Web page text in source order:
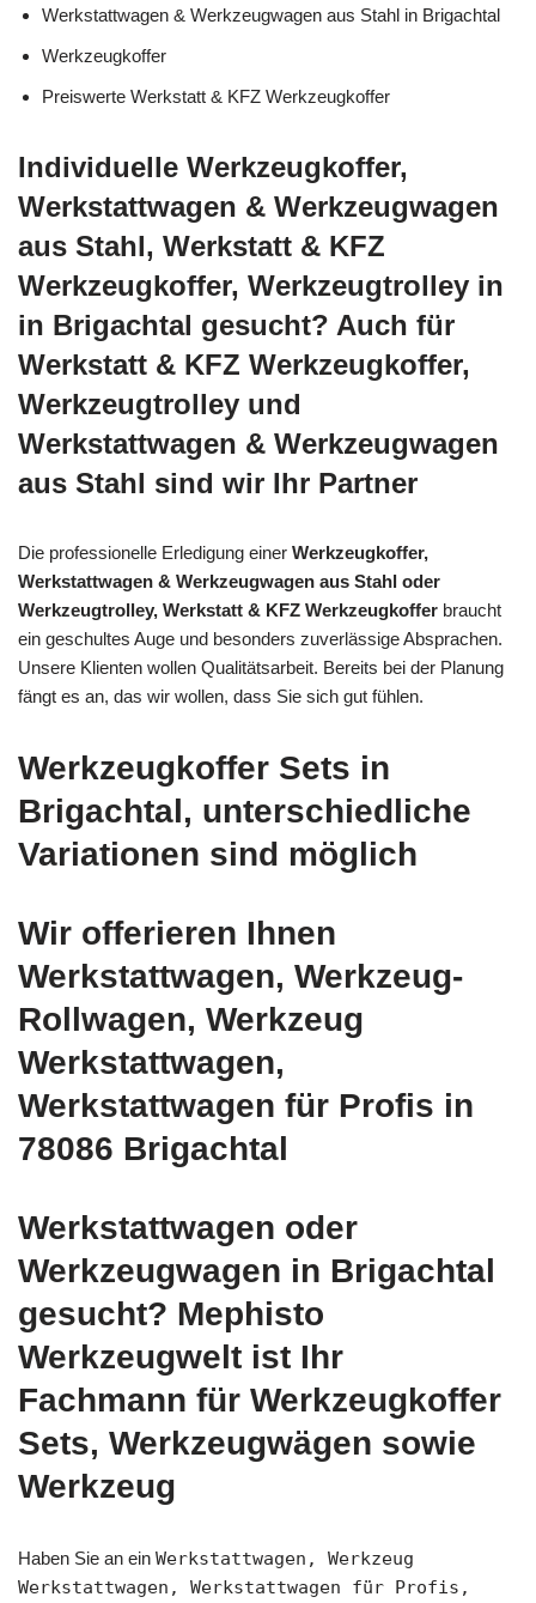
Werkstattwagen & Werkzeugwagen aus Stahl in Brigachtal
Werkzeugkoffer
Preiswerte Werkstatt & KFZ Werkzeugkoffer
Individuelle Werkzeugkoffer,
Werkstattwagen & Werkzeugwagen
aus Stahl, Werkstatt & KFZ
Werkzeugkoffer, Werkzeugtrolley in
in Brigachtal gesucht? Auch für
Werkstatt & KFZ Werkzeugkoffer,
Werkzeugtrolley und
Werkstattwagen & Werkzeugwagen
aus Stahl sind wir Ihr Partner
Die professionelle Erledigung einer Werkzeugkoffer,
Werkstattwagen & Werkzeugwagen aus Stahl oder
Werkzeugtrolley, Werkstatt & KFZ Werkzeugkoffer braucht
ein geschultes Auge und besonders zuverlässige Absprachen.
Unsere Klienten wollen Qualitätsarbeit. Bereits bei der Planung
fängt es an, das wir wollen, dass Sie sich gut fühlen.
Werkzeugkoffer Sets in
Brigachtal, unterschiedliche
Variationen sind möglich
Wir offerieren Ihnen
Werkstattwagen, Werkzeug-
Rollwagen, Werkzeug
Werkstattwagen,
Werkstattwagen für Profis in
78086 Brigachtal
Werkstattwagen oder
Werkzeugwagen in Brigachtal
gesucht? Mephisto
Werkzeugwelt ist Ihr
Fachmann für Werkzeugkoffer
Sets, Werkzeugwägen sowie
Werkzeug
Haben Sie an ein Werkstattwagen, Werkzeug
Werkstattwagen, Werkstattwagen für Profis,